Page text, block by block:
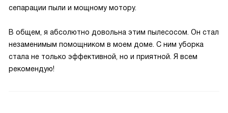
сепарации пыли и мощному мотору.
В общем, я абсолютно довольна этим пылесосом. Он стал
незаменимым помощником в моем доме. С ним уборка
стала не только эффективной, но и приятной. Я всем
рекомендую!